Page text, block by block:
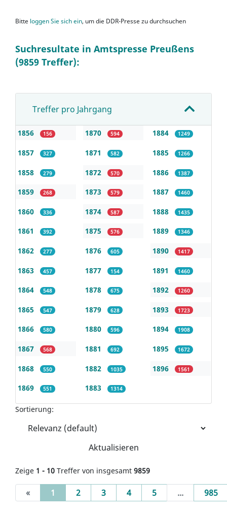
Bitte loggen Sie sich ein, um die DDR-Presse zu durchsuchen
Suchresultate in Amtspresse Preußens
(9859 Treffer):
Treffer pro Jahrgang
1856 156
1857 327
1858 279
1859 268
1860 336
1861 392
1862 277
1863 457
1864 548
1865 547
1866 580
1867 568
1868 550
1869 551
1870 594
1871 582
1872 570
1873 579
1874 587
1875 576
1876 605
1877 154
1878 675
1879 628
1880 596
1881 692
1882 1035
1883 1314
1884 1249
1885 1266
1886 1387
1887 1460
1888 1435
1889 1346
1890 1417
1891 1460
1892 1260
1893 1723
1894 1908
1895 1672
1896 1561
Sortierung:
Aktualisieren
Zeige 1 - 10 Treffer von insgesamt 9859
« 1 (current)
2 3 4 5 ... 985